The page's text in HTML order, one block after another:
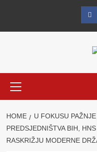
Menu
HOME U FOKUSU PAŽNJE
PREDSJEDNIŠTVA BIH,
RASKRIŽJU MODERNE